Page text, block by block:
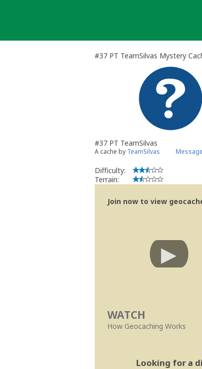
#37 PT TeamSilvas Mystery
#37 PT TeamSilvas
A cache by TeamSilvas
Difficulty:
Terrain:
Join now to view
WATCH
How Geocaching Works
Looking for a